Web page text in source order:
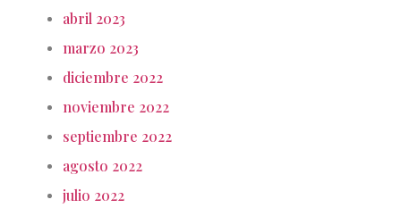
abril 2023
marzo 2023
diciembre 2022
noviembre 2022
septiembre 2022
agosto 2022
julio 2022